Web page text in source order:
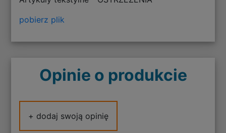
pobierz plik
Opinie o produkcie
+ dodaj swoją opinię